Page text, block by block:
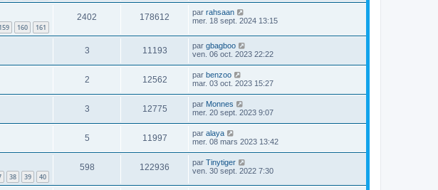
159 160 161
2402 178612 par rahsaan
mer. 18 sept. 2024 13:15
3 11193 par gbagboo
ven. 06 oct. 2023 22:22
2 12562 par benzoo
mar. 03 oct. 2023 15:27
3 12775 par Monnes
mer. 20 sept. 2023 9:07
5 11997 par alaya
mer. 08 mars 2023 13:42
38 39 40
598 122936 par Tinytiger
ven. 30 sept. 2022 7:30